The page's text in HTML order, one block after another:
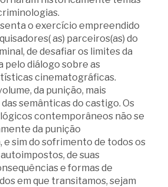
o exercício empreendido
as) parceiros(as) do
de desafiar os limites da
pelo diálogo sobre as
cinematográficas.
da punição, mais
semânticas do castigo. Os
contemporâneos não se
da punição
e sim do sofrimento de todos os
de suas
e formas de
em que transitamos, sejam